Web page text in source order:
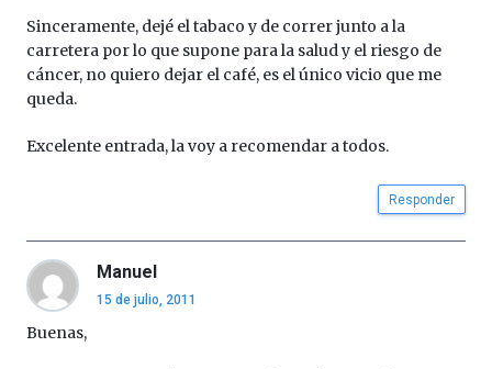
Sinceramente, dejé el tabaco y de correr junto a la
carretera por lo que supone para la salud y el riesgo de
cáncer, no quiero dejar el café, es el único vicio que me
queda.
Excelente entrada, la voy a recomendar a todos.
Responder
Manuel
15 de julio, 2011
Buenas,